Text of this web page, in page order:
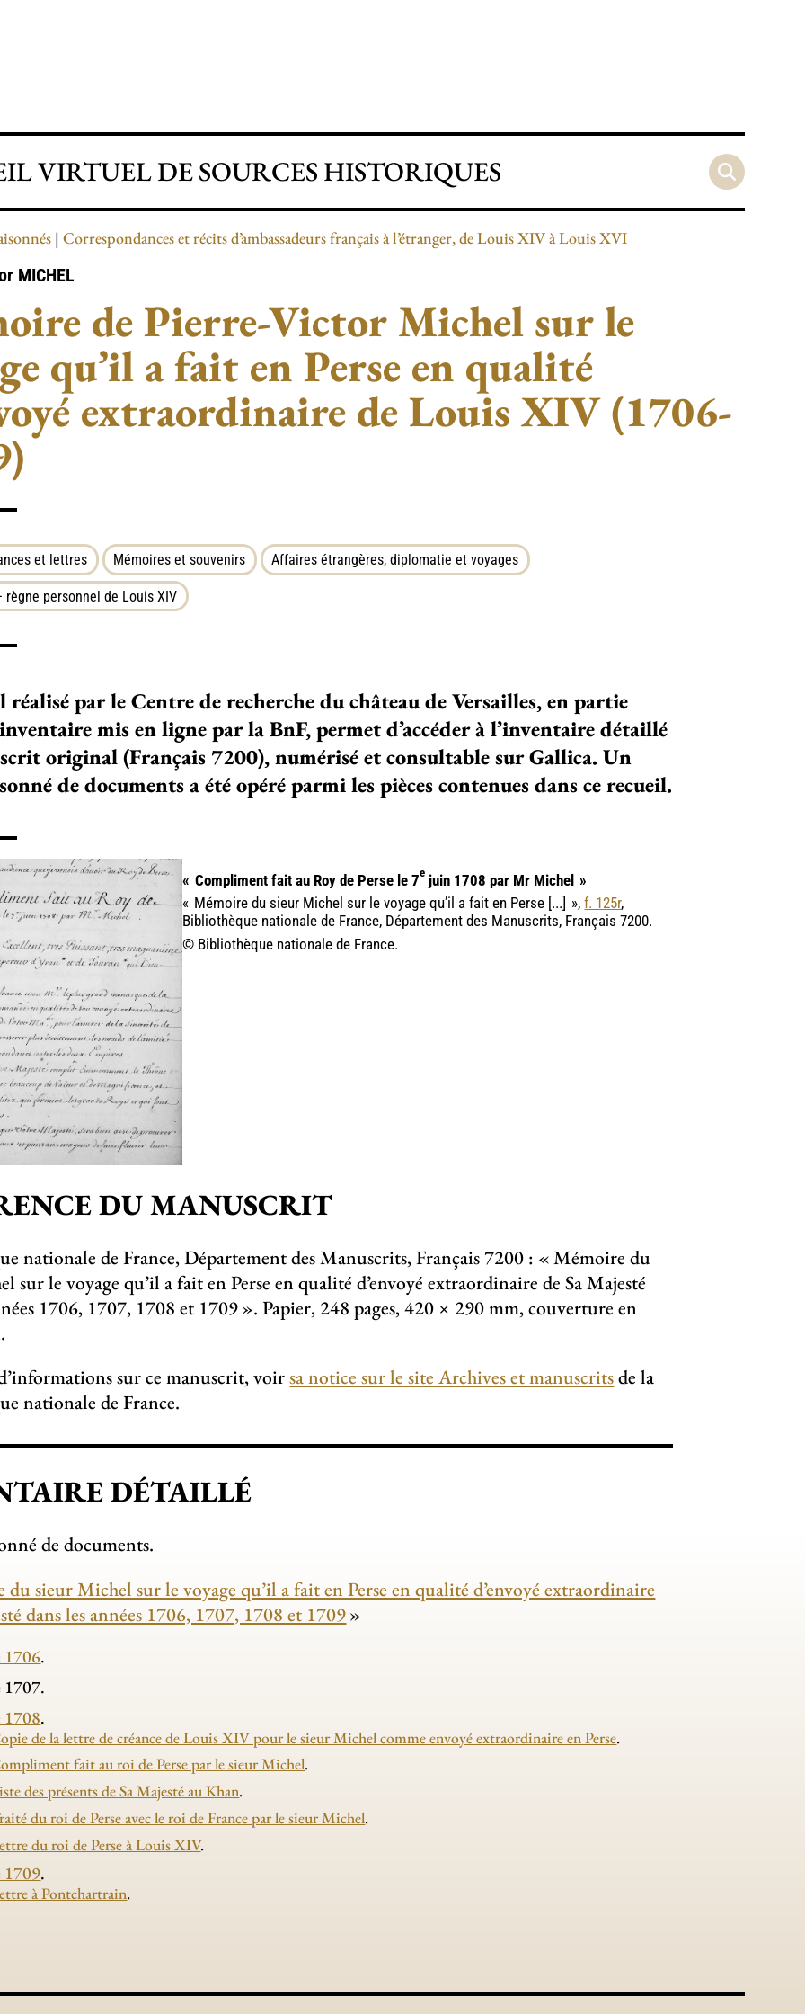
VIRTUEL DE SOURCES HISTORIQUES
Correspondances et récits d’ambassadeurs français à l’étranger, de Louis XIV à Louis XVI
MICHEL
de Pierre-Victor Michel sur le
qu’il a fait en Perse en qualité
extraordinaire de Louis XIV (1706-
et lettres Mémoires et souvenirs Affaires étrangères, diplomatie et voyages
règne personnel de Louis XIV
réa­lisé par le Centre de recher­che du châ­teau de Versailles, en par­tie
mis en ligne par la BnF, per­met d’accé­der à l’inventaire détaillé
ori­gi­nal (Français 7200), numé­risé et consul­ta­ble sur Gallica. Un
de docu­ments a été opéré parmi les piè­ces conte­nues dans ce recueil.
« Compliment fait au Roy de Perse le 7e juin 1708 par Mr Michel »
« Mémoire du sieur Michel sur le voyage qu’il a fait en Perse [...] »,f. 125r,
Bibliothèque nationale de France, Département des Manuscrits, Français 7200.
© Bibliothèque nationale de France.
DU MANUSCRIT
nationale de France, Département des Manuscrits, Français 7200 : «Mémoire du
sur le voyage qu’il a fait en Perse en qualité d’envoyé extraordinaire de Sa Majesté
1706, 1707, 1708 et 1709». Papier, 248 pages, 420 × 290 mm, couverture en
sur ce manuscrit, voirsa notice sur le site Archives et manuscritsde la
nationale de France.
DÉTAILLÉ
de documents.
sieur Michel sur le voyage qu’il a fait en Perse en qualité d’envoyé extraordinaire
dans les années 1706, 1707, 1708 et 1709»
1706.
.
de la lettre de créance de Louis XIV pour le sieur Michel comme envoyé extraordinaire en Perse.
fait au roi de Perse par le sieur Michel.
des présents de Sa Majesté au Khan.
du roi de Perse avec le roi de France par le sieur Michel.
du roi de Perse à Louis XIV.
1709.
à Pontchartrain.